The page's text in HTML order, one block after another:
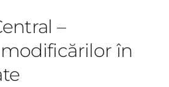
–
în